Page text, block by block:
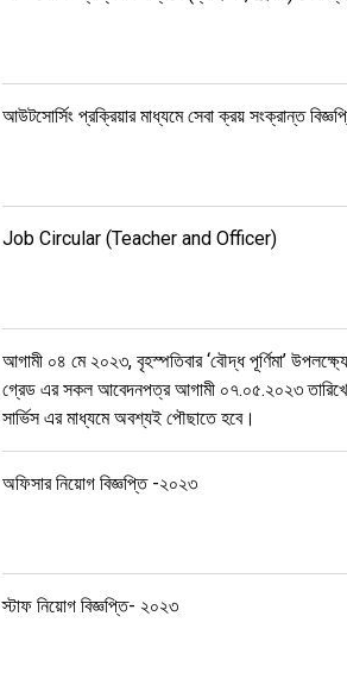
আউটসোর্সিং প্রক্রিয়ার মাধ্যমে সেবা ক্রয় সংক্রান্ত
Job Circular (Teacher and Officer)
আগামী ০৪ মে ২০২৩, বৃহস্পতিবার ‘বৌদ্ধ পূর্ণিমা’
গ্রেড এর সকল আবেদনপত্র আগামী ০৭.০৫.২০২৩
সার্ভিস এর মাধ্যমে অবশ্যই পৌছাতে হবে।
অফিসার নিয়োগ বিজ্ঞপ্তি -২০২৩
স্টাফ নিয়োগ বিজ্ঞপ্তি- ২০২৩